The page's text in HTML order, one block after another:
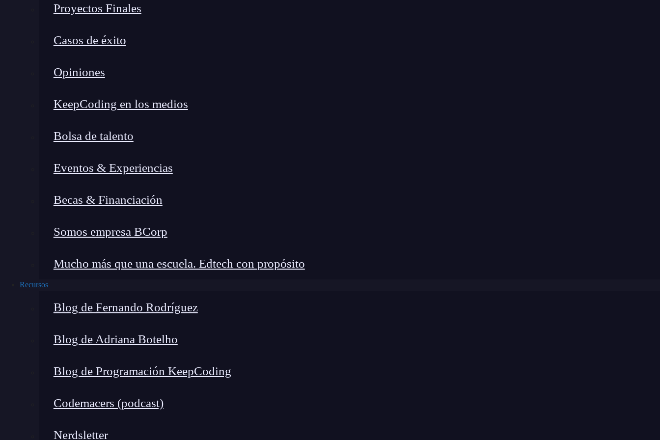
Proyectos Finales
Casos de éxito
Opiniones
KeepCoding en los medios
Bolsa de talento
Eventos & Experiencias
Becas & Financiación
Somos empresa BCorp
Mucho más que una escuela. Edtech con propósito
Recursos
Blog de Fernando Rodríguez
Blog de Adriana Botelho
Blog de Programación KeepCoding
Codemacers (podcast)
Nerdsletter
Ve a la pestaña de «Datos» en el menú
herramientaque permite crear listas desplegables en Excel, se llama
acceder a las opciones de datos: